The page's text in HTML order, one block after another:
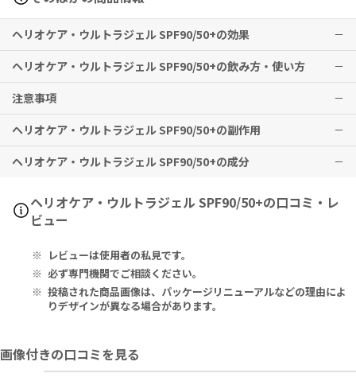
ヘリオケア・ウルトラジェル SPF90/50+の効果
日焼け止めとして強力な働きが期待できます。
※有用性には個人差がありますことを予めご了承ください。
ヘリオケア・ウルトラジェル SPF90/50+の飲み方・使い方
本品を振ってからご使用ください。日光を浴びる前に、本品を均一か
つ多めに塗布してください。特に水泳や発汗などをした後は、定期的
に塗布をし直すようにしてください。
注意事項
外用専用です。目に入らないようご注意ください。
日差しの強い時間帯は、直射日光を避けてください。
衣服や帽子、サングラスなどを着用し、乳幼児は日差しにあたらない
ヘリオケア・ウルトラジェル SPF90/50+の副作用
特に副作用は報告されておりませんが、異常を感じた際はただちに使
ヘリオケア・ウルトラジェル SPF90/50+の成分
e, Hexylene Glycol, Cyclopentasiloxane, Glycerin, Butyl Met
hoxydibenzoylmethane, Zinc Oxide (Nano), Ethylhexyl Triaz
ium Leucotomos Leaf Extract, Phenoxyethanol, Diethylamin
o Hydroxybenzoyl Hexyl Benzoate, Tris-Biphenyl Triazine (N
ano), C13-14 Isoparaffin, Titanium Dioxide (Nano), Camellia S
inensis Extract, Cetyl Dimethicone, Laureth-7, Tocopheryl A
nalool, Triethoxycaprylylsilane, Lactic Acid, Limonene.
ヘリオケア・ウルトラジェル SPF90/50+の口コミ・レ
ビュー
レビューは使用者の私見です。
必ず専門機関でご相談ください。
投稿された商品画像は、パッケージリニューアルなどの理由によ
りデザインが異なる場合があります。
画像付きの口コミを見る